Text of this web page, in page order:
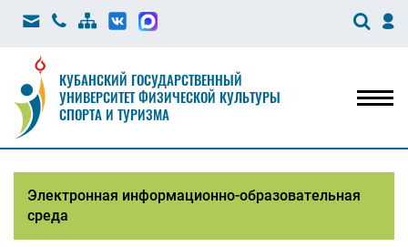
КУБАНСКИЙ ГОСУДАРСТВЕННЫЙ
УНИВЕРСИТЕТ ФИЗИЧЕСКОЙ КУЛЬТУРЫ
СПОРТА И ТУРИЗМА
Электронная информационно-образовательная
среда